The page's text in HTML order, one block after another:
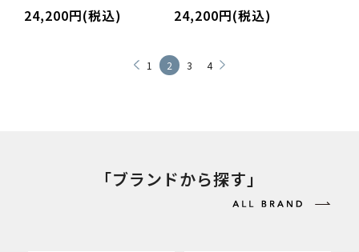
24,200円(税込) 24,200円(税込)
1 2 3 4
「ブランドから探す」